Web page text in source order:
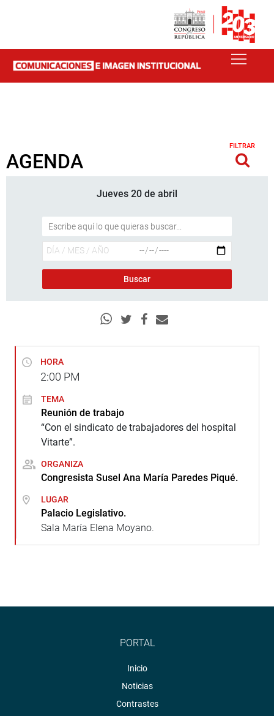
AGENDA
FILTRAR
Jueves 20 de abril
HORA
2:00 PM
TEMA
Reunión de trabajo
“Con el sindicato de trabajadores del hospital
Vitarte”.
ORGANIZA
Congresista Susel Ana María Paredes Piqué.
LUGAR
Palacio Legislativo.
Sala María Elena Moyano.
PORTAL
Inicio
Noticias
Contrastes